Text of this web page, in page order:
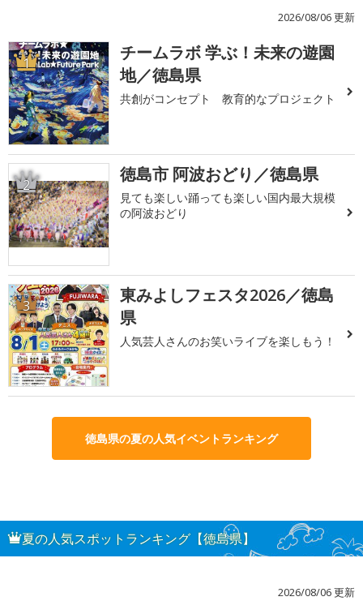
2026/08/06 更新
1
チームラボ 学ぶ！未来の遊園
地／徳島県
共創がコンセプト 教育的なプロジェクト
2 徳島市 阿波おどり／徳島県
見ても楽しい踊っても楽しい国内最大規模
の阿波おどり
3
東みよしフェスタ2026／徳島
県
人気芸人さんのお笑いライブを楽しもう！
徳島県の夏の人気イベントランキング
夏の人気スポットランキング【徳島県】
2026/08/06 更新